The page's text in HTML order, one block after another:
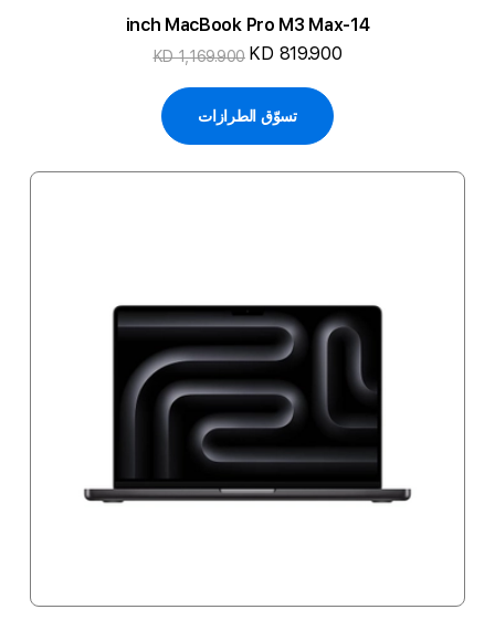
14-inch MacBook Pro M3 Max
KD 819.900
KD 1,169.900
تسوّق الطرازات